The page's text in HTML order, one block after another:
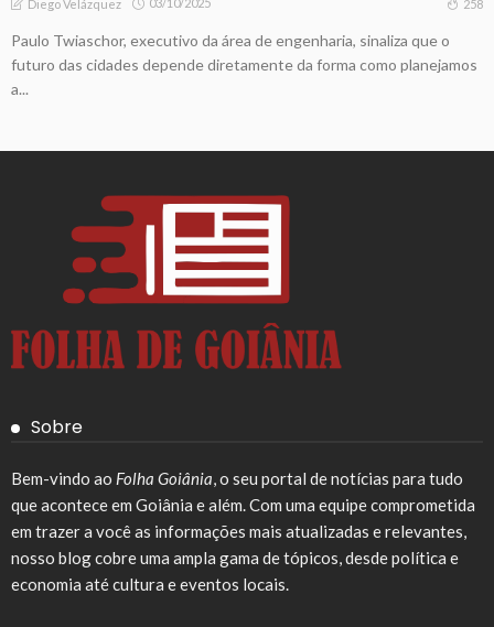
Diego Velázquez 03/10/2025 258
Paulo Twiaschor, executivo da área de engenharia, sinaliza que o
futuro das cidades depende diretamente da forma como planejamos
a...
Sobre
Bem-vindo ao Folha Goiânia, o seu portal de notícias para tudo
que acontece em Goiânia e além. Com uma equipe comprometida
em trazer a você as informações mais atualizadas e relevantes,
nosso blog cobre uma ampla gama de tópicos, desde política e
economia até cultura e eventos locais.